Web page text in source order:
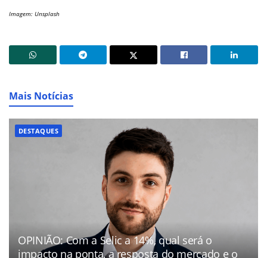
Imagem: Unsplash
Mais Notícias
DESTAQUES
OPINIÃO: Com a Selic a 14%, qual será o
impacto na ponta, a resposta do mercado e o